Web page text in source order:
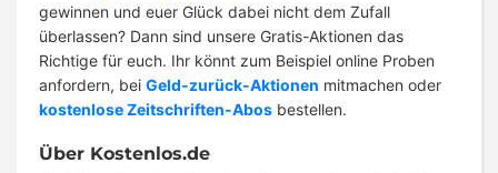
gewinnen und euer Glück dabei nicht dem Zufall
überlassen? Dann sind unsere Gratis-Aktionen das
Richtige für euch. Ihr könnt zum Beispiel online Proben
anfordern, bei Geld-zurück-Aktionen mitmachen oder
kostenlose Zeitschriften-Abos bestellen.
Über Kostenlos.de